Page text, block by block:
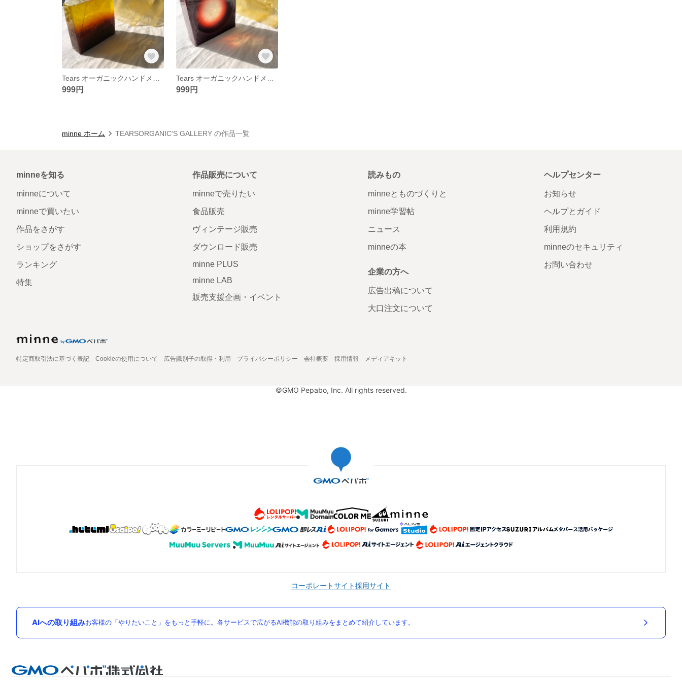
999円 999円
minne ホーム TEARSORGANIC'S GALLERY の作品一覧
minneを知る
minneについて
minneで買いたい
作品をさがす
ショップをさがす
ランキング
特集
作品販売について
minneで売りたい
食品販売
ヴィンテージ販売
ダウンロード販売
minne PLUS
minne LAB
販売支援企画・イベント
読みもの
minneとものづくりと
minne学習帖
ニュース
minneの本
企業の方へ
広告出稿について
大口注文について
ヘルプセンター
お知らせ
ヘルプとガイド
利用規約
minneのセキュリティ
お問い合わせ
特定商取引法に基づく表記 Cookieの使用について 広告識別子の取得・利用 プライバシーポリシー 会社概要 採用情報 メディアキット
©GMO Pepabo, Inc. All rights reserved.
コーポレートサイト採用サイト
AIへの取り組みお客様の「やりたいこと」をもっと手軽に。各サービスで広がるAI機能の取り組みをまとめて紹介しています。